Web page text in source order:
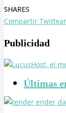
SHARES
Compartir Twittear
Publicidad
Últimas